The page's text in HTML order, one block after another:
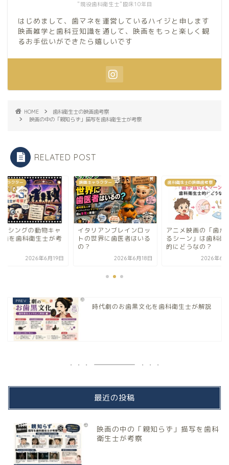
"現役歯科衛生士"臨床10年目
はじめまして、歯マネを運営しているハイジと申します
映画雑学と歯科豆知識を通して、映画をもっと楽しく観
るお手伝いができたら嬉しいです
HOME
歯科衛生士の映画歯考察
映画の中の「親知らず」描写を歯科衛生士が考察
RELATED POST
ャラクター
シングの動物キャ
歯を歯科衛生士が考
2026年6月19日
映画キャラクター
イタリアンブレインロッ
トの世界に歯医者はいる
の？
2026年6月18日
歯科衛生士の映画歯考察
アニメ映画の「歯が
るシーン」は歯科衛
的にどうなの？
2026年6
時代劇のお歯黒文化を歯科衛生士が解説
最近の投稿
映画の中の「親知らず」描写を歯科
衛生士が考察